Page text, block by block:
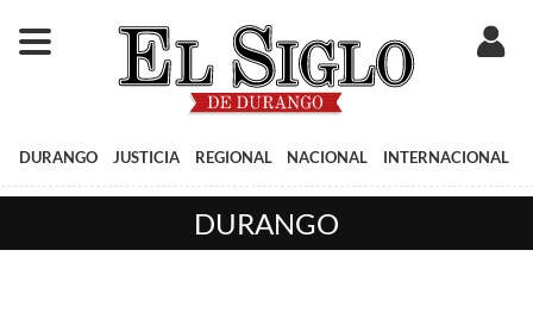
DURANGO JUSTICIA REGIONAL NACIONAL INTERNACIONAL
DURANGO